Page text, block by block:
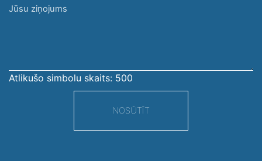
Jūsu
Atlikušo simbolu skaits: 500
NOSŪTĪT